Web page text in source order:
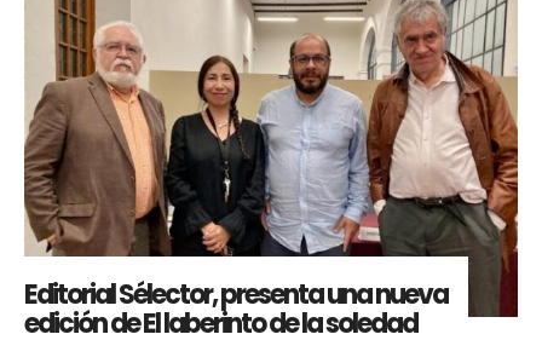
Editorial Sélector, presenta una nueva
edición de El laberinto de la soledad